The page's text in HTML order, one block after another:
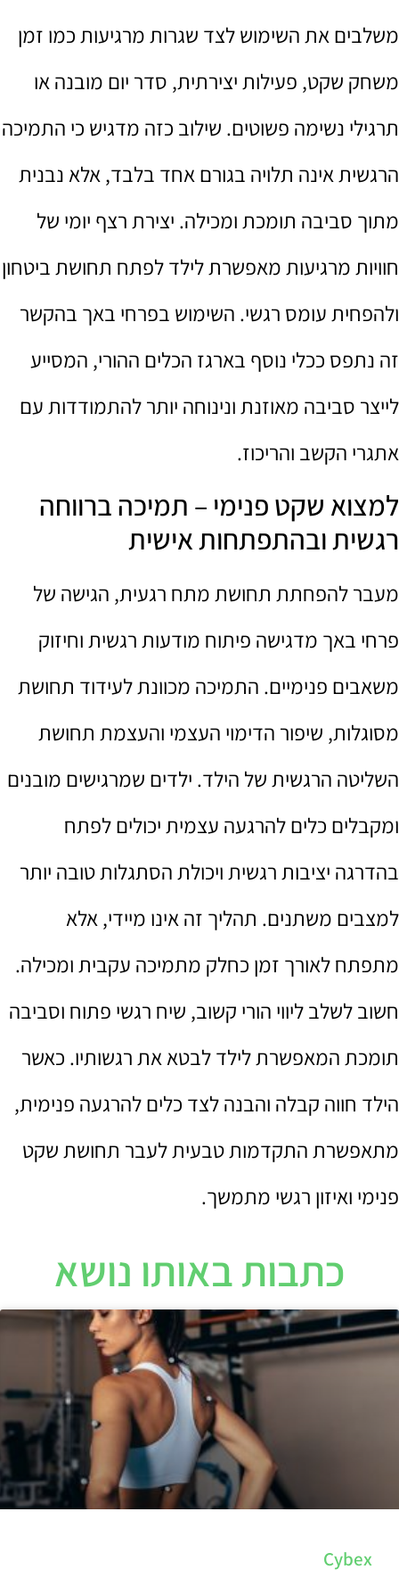
משלבים את השימוש לצד שגרות מרגיעות כמו זמן
משחק שקט, פעילות יצירתית, סדר יום מובנה או
תרגילי נשימה פשוטים. שילוב כזה מדגיש כי התמיכה
הרגשית אינה תלויה בגורם אחד בלבד, אלא נבנית
מתוך סביבה תומכת ומכילה. יצירת רצף יומי של
חוויות מרגיעות מאפשרת לילד לפתח תחושת ביטחון
ולהפחית עומס רגשי. השימוש בפרחי באך בהקשר
זה נתפס ככלי נוסף בארגז הכלים ההורי, המסייע
לייצר סביבה מאוזנת ונינוחה יותר להתמודדות עם
אתגרי הקשב והריכוז.
למצוא שקט פנימי – תמיכה ברווחה
רגשית ובהתפתחות אישית
מעבר להפחתת תחושת מתח רגעית, הגישה של
פרחי באך מדגישה פיתוח מודעות רגשית וחיזוק
משאבים פנימיים. התמיכה מכוונת לעידוד תחושת
מסוגלות, שיפור הדימוי העצמי והעצמת תחושת
השליטה הרגשית של הילד. ילדים שמרגישים מובנים
ומקבלים כלים להרגעה עצמית יכולים לפתח
בהדרגה יציבות רגשית ויכולת הסתגלות טובה יותר
למצבים משתנים. תהליך זה אינו מיידי, אלא
מתפתח לאורך זמן כחלק מתמיכה עקבית ומכילה.
חשוב לשלב ליווי הורי קשוב, שיח רגשי פתוח וסביבה
תומכת המאפשרת לילד לבטא את רגשותיו. כאשר
הילד חווה קבלה והבנה לצד כלים להרגעה פנימית,
מתאפשרת התקדמות טבעית לעבר תחושת שקט
פנימי ואיזון רגשי מתמשך.
כתבות באותו נושא
Cybex